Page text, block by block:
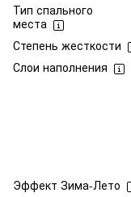
Тип спального
места
Степень жесткости
Слои наполнения
Эффект Зима-Лето